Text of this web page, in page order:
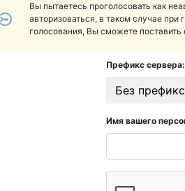
Вы пытаетесь проголосовать как
авторизоваться, в таком случае при
голосования, Вы сможете поставить
Префикс сервера:
Без
Имя вашего